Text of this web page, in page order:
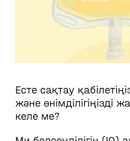
Есте сақтау
және өнімділігіңізді
келе ме?